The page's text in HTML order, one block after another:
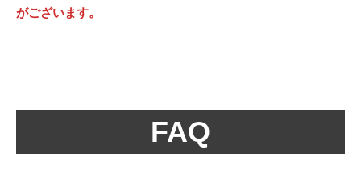
がございます。
FAQ